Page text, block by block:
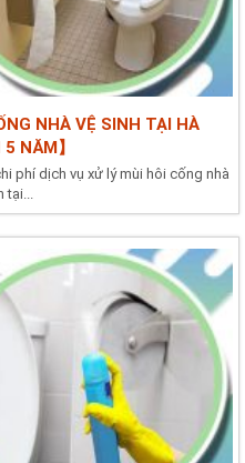
NHÀ VỆ SINH TẠI HÀ
NĂM】
phí dịch vụ xử lý mùi hôi cống nhà
tại...